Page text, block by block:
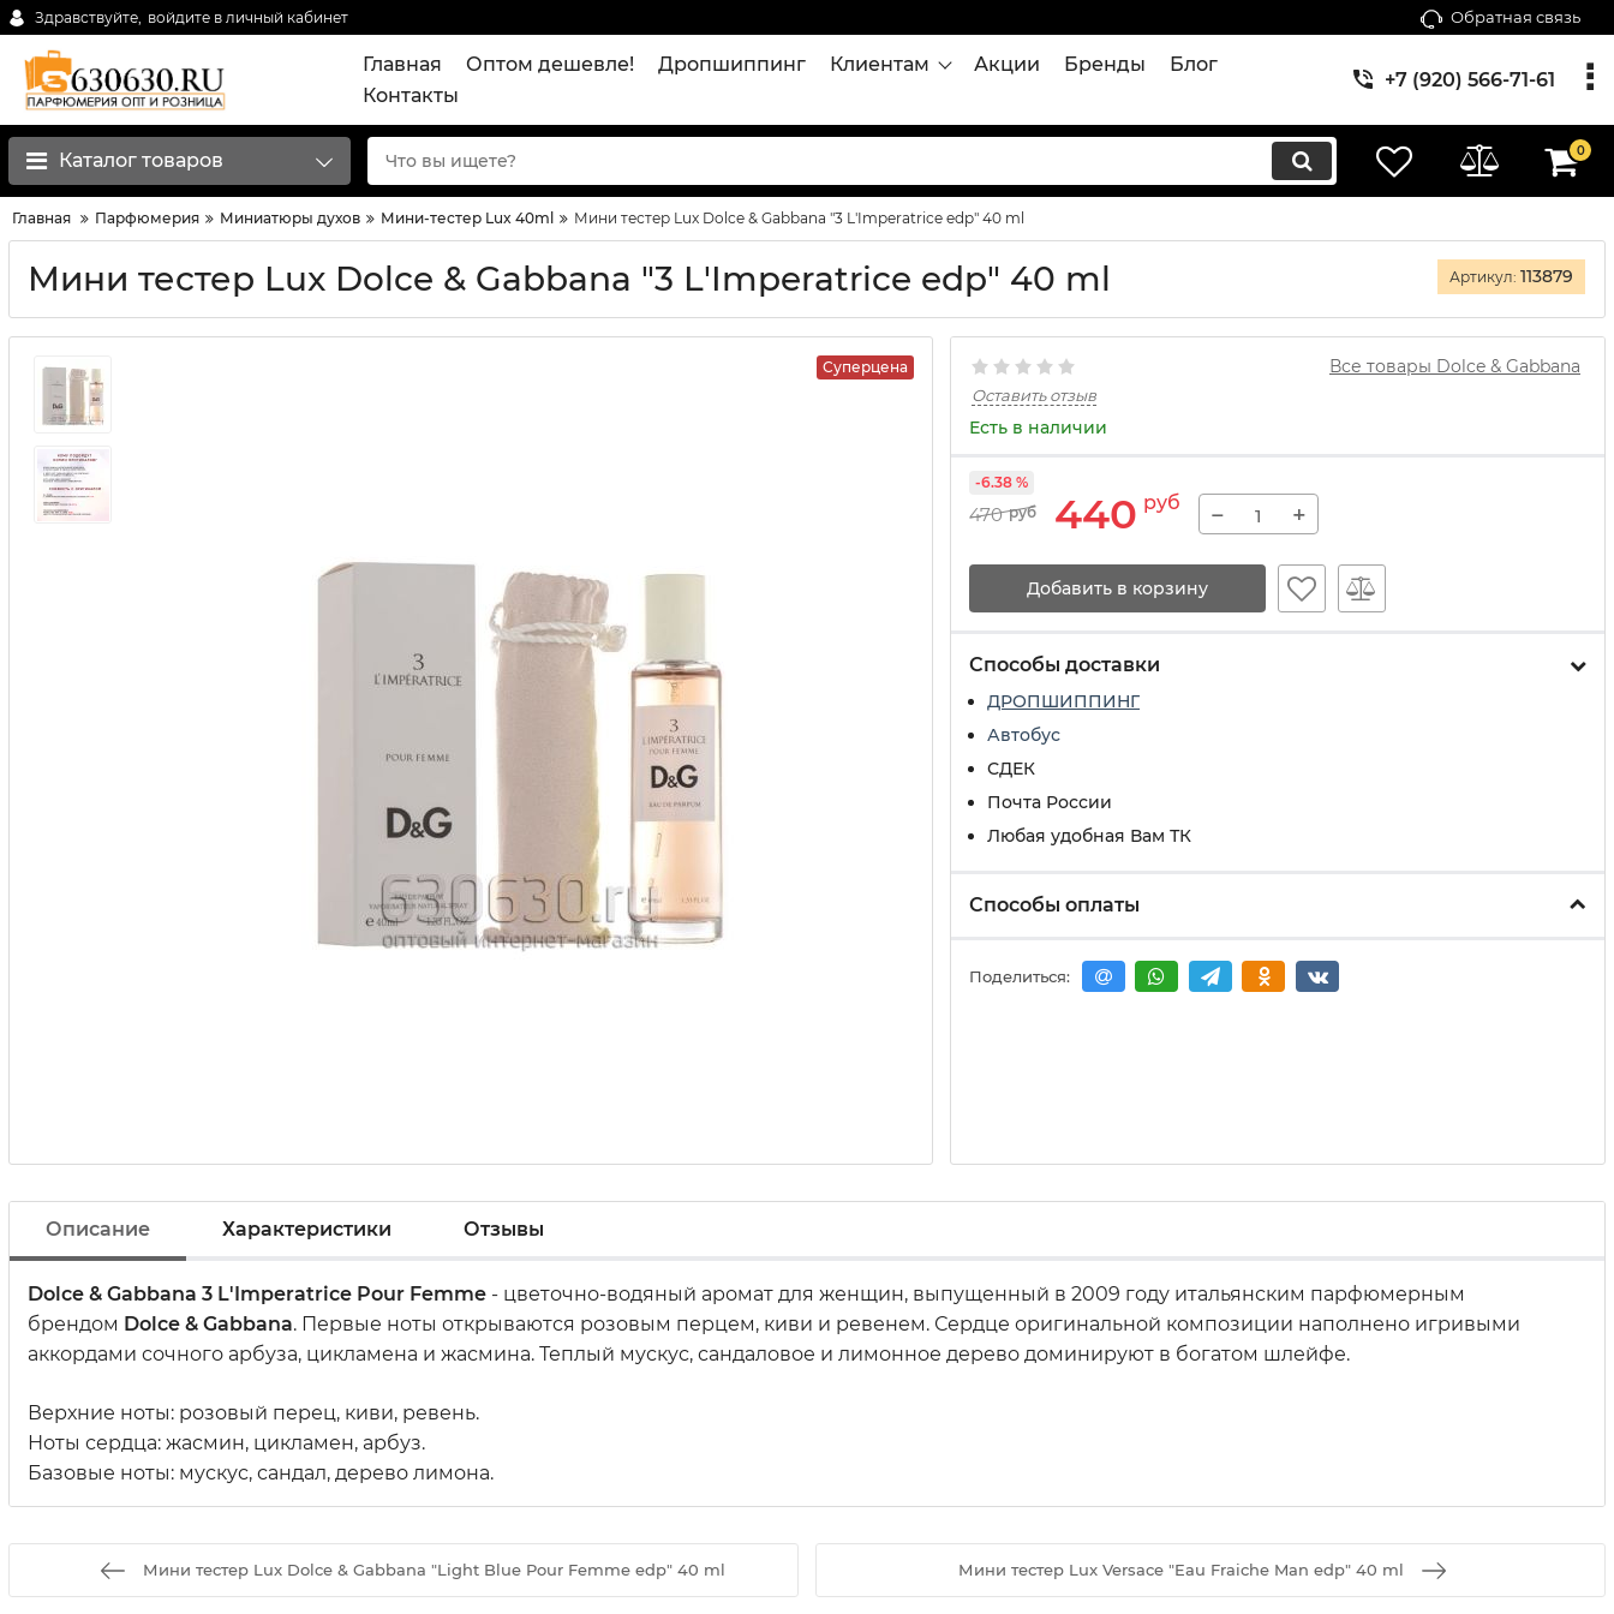
Здравствуйте, войдите в личный кабинет Обратная связь
Главная Оптом дешевле! Дропшиппинг Клиентам Акции Бренды
Блог
Контакты
+7 (920) 566-71-61
Каталог товаров 0
Главная Парфюмерия Миниатюры духов Мини-тестер Lux 40ml Мини тестер Lux Dolce & Gabbana "3 L'Imperatrice edp" 40 ml
Мини тестер Lux Dolce & Gabbana "3 L'Imperatrice edp" 40 ml Артикул: 113879
Суперцена Все товары Dolce & Gabbana
Оставить отзыв
Есть в наличии
470 руб 440 руб
-6.38 %
− +
Добавить в корзину
Способы доставки
ДРОПШИППИНГ
Автобус
СДЕК
Почта России
Любая удобная Вам ТК
Способы оплаты
Поделиться:
Описание Характеристики Отзывы
Dolce & Gabbana 3 L'Imperatrice Pour Femme - цветочно-водяный аромат для женщин, выпущенный в 2009 году итальянским парфюмерным
брендом Dolce & Gabbana. Первые ноты открываются розовым перцем, киви и ревенем. Сердце оригинальной композиции наполнено игривыми
аккордами сочного арбуза, цикламена и жасмина. Теплый мускус, сандаловое и лимонное дерево доминируют в богатом шлейфе.
Верхние ноты: розовый перец, киви, ревень.
Ноты сердца: жасмин, цикламен, арбуз.
Базовые ноты: мускус, сандал, дерево лимона.
Мини тестер Lux Dolce & Gabbana "Light Blue Pour Femme edp" 40 ml Мини тестер Lux Versace "Eau Fraiche Man edp" 40 ml